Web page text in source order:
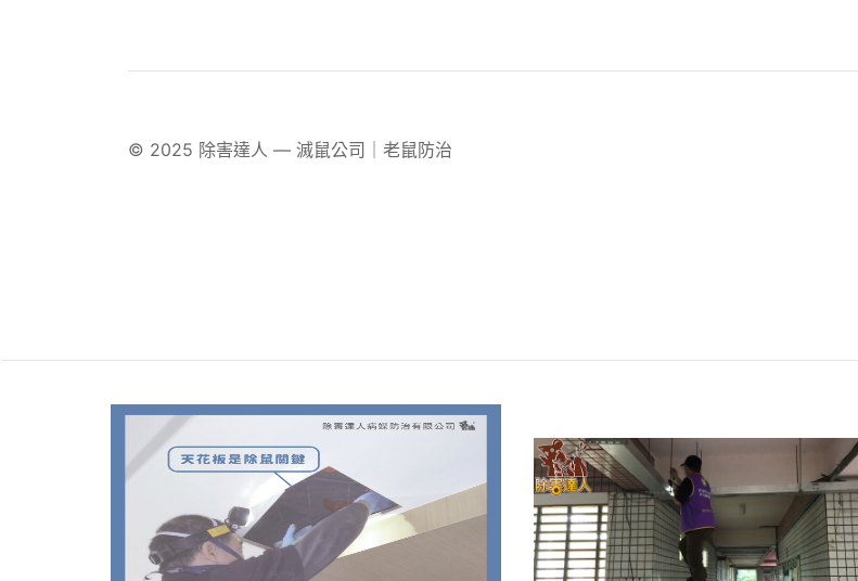
© 2025 除害達人 — 滅鼠公司｜老鼠防治